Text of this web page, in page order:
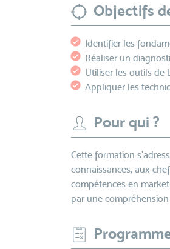
Objectifs
Identifier les
Réaliser un
Utiliser les outils de
Appliquer les
Pour qui ?
Cette formation
connaissances, aux
compétences en
par une